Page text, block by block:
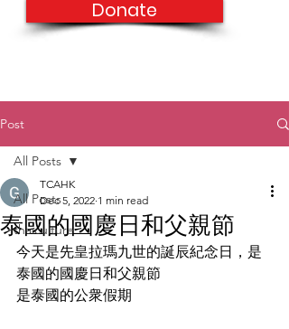
Donate
Post
All Posts
thaiculture
All Posts
泰國的國慶日和父親節
TCAHK
Dec 5, 2022 1 min read
今天是先皇拉瑪九世的誕辰紀念日，是
泰國的國慶日和父親節
是泰國的公衆假期